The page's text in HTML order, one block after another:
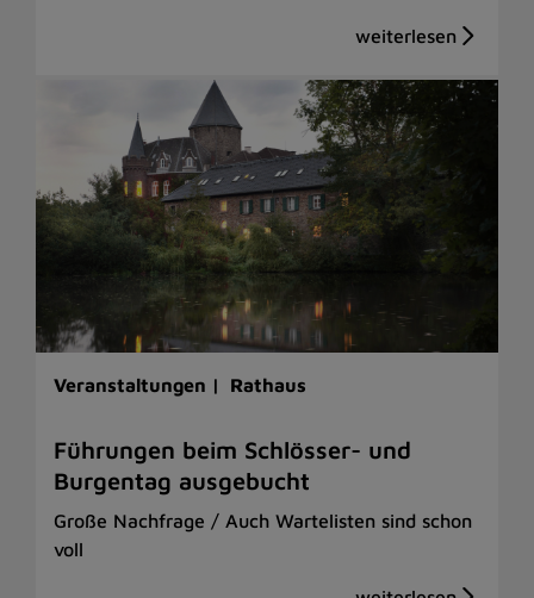
Veranstaltungen | Rathaus
Führungen beim Schlösser- und
Burgentag ausgebucht
Große Nachfrage / Auch Wartelisten sind schon
voll